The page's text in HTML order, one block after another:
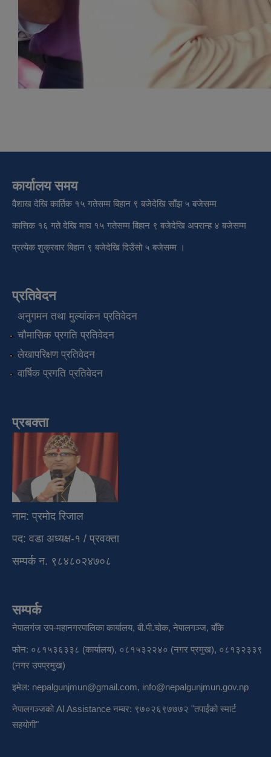
कार्यालय समय
वैशाख देखि कार्तिक १५ गतेसम्म बिहान ९ बजेदेखि साँझ ५ बजेसम्म
कात्तिक १६ गते देखि माघ १५ गतेसम्म बिहान ९ बजेदेखि अपरान्ह ४ बजेसम्म
प्रत्येक शुक्रवार बिहान ९ बजेदेखि दिउँसो ५ बजेसम्म ।
प्रतिवेदन
अनुगमन तथा मुल्यांकन प्रतिवेदन
चौमासिक प्रगति प्रतिवेदन
लेखापरिक्षण प्रतिवेदन
वार्षिक प्रगति प्रतिवेदन
प्रबक्ता
नाम: प्रमोद रिजाल
पद: वडा अध्यक्ष-१ / प्रवक्ता
सम्पर्क न. ९८४८०२४७०८
सम्पर्क
नेपालगंज उप-महानगरपालिका कार्यालय, बी.पी.चोक, नेपालगञ्ज, बाँके
फोन: ०८१५३६३३८ (कार्यालय), ०८१५३२२४० (नगर प्रमुख), ०८१३२३३९
(नगर उपप्रमुख)
इमेल: nepalgunjmun@gmail.com, info@nepalgunjmun.gov.np
नेपालगञ्जको AI Assistance नम्बर: ९७०२६९७७७२ "तपाईंको स्मार्ट
सहयोगी"